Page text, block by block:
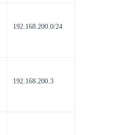
192.168.200.0/24
192.168.200.3